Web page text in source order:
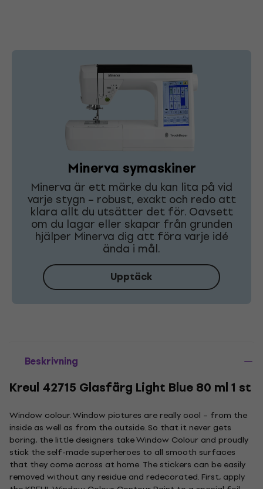
Minerva symaskiner
Minerva är ett märke du kan lita på vid
varje stygn – robust, exakt och redo att
klara allt du utsätter det för. Oavsett
om du lagar eller skapar från grunden
hjälper Minerva dig att föra varje idé
ända i mål.
Upptäck
Beskrivning
Kreul 42715 Glasfärg Light Blue 80 ml 1 st
Window colour. Window pictures are really cool – from the
inside as well as from the outside. So that it never gets
boring, the little designers take Window Colour and proudly
stick the self-made superheroes to all smooth surfaces
that they come across at home. The stickers can be easily
removed without any residue and redecorated. First, apply